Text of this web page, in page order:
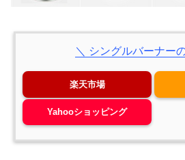
＼ シングルバーナー
楽天市場
Yahooショッピング